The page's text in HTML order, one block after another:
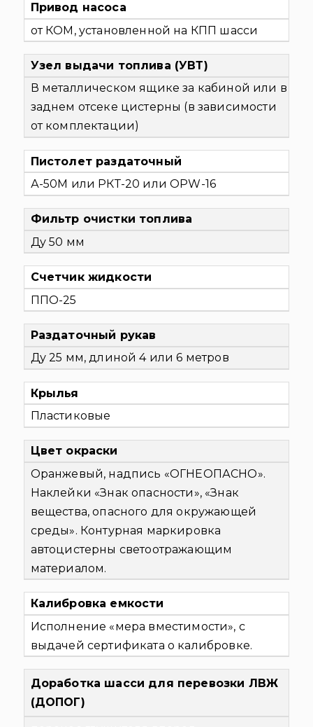
Привод насоса
от КОМ, установленной на КПП шасси
Узел выдачи топлива (УВТ)
В металлическом ящике за кабиной или в
заднем отсеке цистерны (в зависимости
от комплектации)
Пистолет раздаточный
А-50М или РКТ-20 или OPW-16
Фильтр очистки топлива
Ду 50 мм
Счетчик жидкости
ППО-25
Раздаточный рукав
Ду 25 мм, длиной 4 или 6 метров
Крылья
Пластиковые
Цвет окраски
Оранжевый, надпись «ОГНЕОПАСНО».
Наклейки «Знак опасности», «Знак
вещества, опасного для окружающей
среды». Контурная маркировка
автоцистерны светоотражающим
материалом.
Калибровка емкости
Исполнение «мера вместимости», с
выдачей сертификата о калибровке.
Доработка шасси для перевозки ЛВЖ
(ДОПОГ)